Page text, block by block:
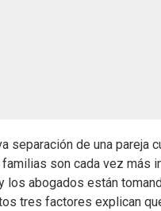
separación de una pareja
son cada vez más
abogados están
tres factores explican